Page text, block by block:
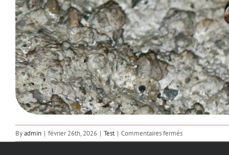
Byadmin | février 26th, 2026 | Test | Commentaires ferméssur
Capaccini